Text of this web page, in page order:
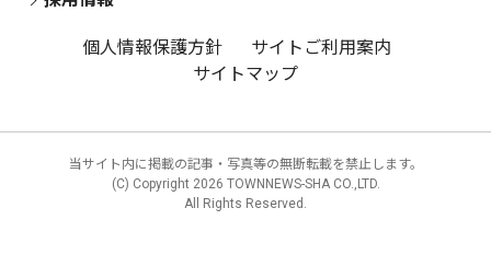
個人情報保護方針
サイトご利用案内
サイトマップ
当サイト内に掲載の記事・写真等の無断転載を禁止します。
(C) Copyright 2026 TOWNNEWS-SHA CO.,LTD.
All Rights Reserved.